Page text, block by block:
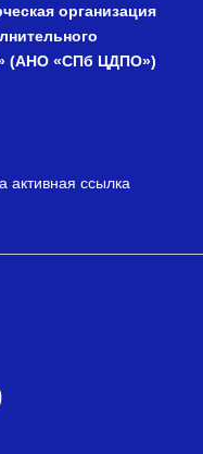
организация
(АНО «СПб ЦДПО»)
активная ссылка